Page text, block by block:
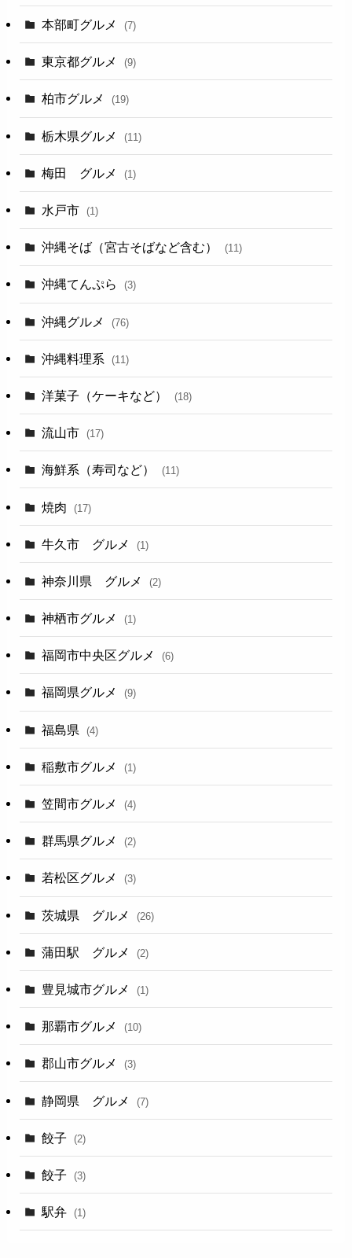
本部町グルメ (7)
東京都グルメ (9)
柏市グルメ (19)
栃木県グルメ (11)
梅田 グルメ (1)
水戸市 (1)
沖縄そば（宮古そばなど含む） (11)
沖縄てんぷら (3)
沖縄グルメ (76)
沖縄料理系 (11)
洋菓子（ケーキなど） (18)
流山市 (17)
海鮮系（寿司など） (11)
焼肉 (17)
牛久市 グルメ (1)
神奈川県 グルメ (2)
神栖市グルメ (1)
福岡市中央区グルメ (6)
福岡県グルメ (9)
福島県 (4)
稲敷市グルメ (1)
笠間市グルメ (4)
群馬県グルメ (2)
若松区グルメ (3)
茨城県 グルメ (26)
蒲田駅 グルメ (2)
豊見城市グルメ (1)
那覇市グルメ (10)
郡山市グルメ (3)
静岡県 グルメ (7)
餃子 (2)
餃子 (3)
駅弁 (1)